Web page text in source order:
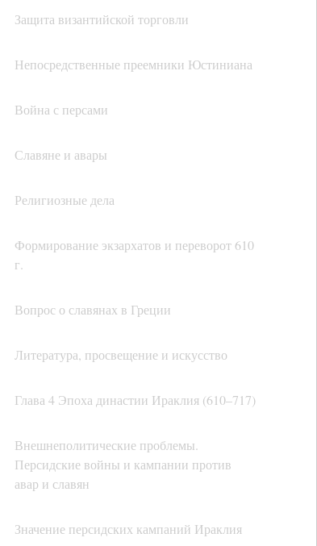
Защита византийской торговли
Непосредственные преемники Юстиниана
Война с персами
Славяне и авары
Религиозные дела
Формирование экзархатов и переворот 610
г.
Вопрос о славянах в Греции
Литература, просвещение и искусство
Глава 4 Эпоха династии Ираклия (610–717)
Внешнеполитические проблемы.
Персидские войны и кампании против
авар и славян
Значение персидских кампаний Ираклия